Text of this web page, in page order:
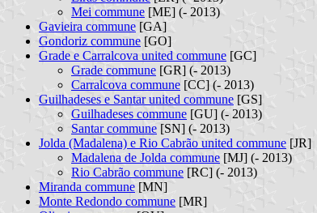
Mei commune [ME] (- 2013)
Gavieira commune [GA]
Gondoriz commune [GO]
Grade e Carralcova united commune [GC]
Grade commune [GR] (- 2013)
Carralcova commune [CC] (- 2013)
Guilhadeses e Santar united commune [GS]
Guilhadeses commune [GU] (- 2013)
Santar commune [SN] (- 2013)
Jolda (Madalena) e Rio Cabrão united commune [JR]
Madalena de Jolda commune [MJ] (- 2013)
Rio Cabrão commune [RC] (- 2013)
Miranda commune [MN]
Monte Redondo commune [MR]